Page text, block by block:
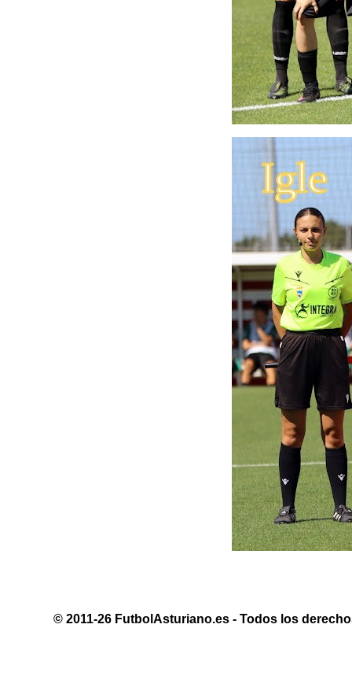
© 2011-26 FutbolAsturiano.es - Todos los